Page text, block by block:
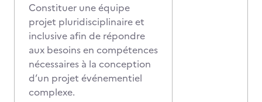
Constituer une équipe
projet pluridisciplinaire et
inclusive afin de répondre
aux besoins en compétences
nécessaires à la conception
d’un projet événementiel
complexe.